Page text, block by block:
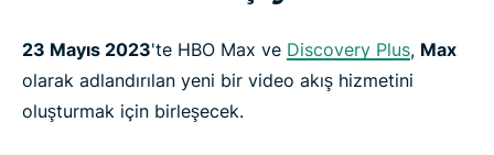
23 Mayıs 2023'te HBO Max ve Discovery Plus, Max
olarak adlandırılan yeni bir video akış hizmetini
oluşturmak için birleşecek.